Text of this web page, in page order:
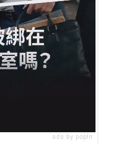
ads by popIn